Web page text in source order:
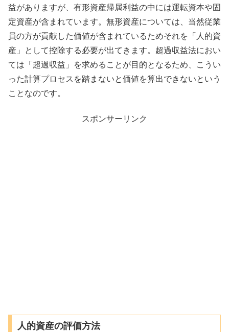
益がありますが、有形資産帰属利益の中には運転資本や固
定資産が含まれています。無形資産については、当然従業
員の方が貢献した価値が含まれているためそれを「人的資
産」として控除する必要が出てきます。超過収益法におい
ては「超過収益」を求めることが目的となるため、こうい
った計算プロセスを踏まないと価値を算出できないという
ことなのです。
スポンサーリンク
人的資産の評価方法